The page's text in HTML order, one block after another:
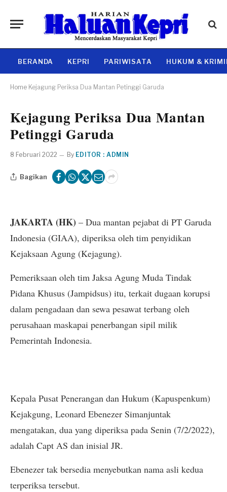
BERANDA KEPRI PARIWISATA HUKUM &
Home Kejagung Periksa Dua Mantan Petinggi Garuda
Kejagung Periksa Dua Mantan
Petinggi Garuda
8 Februari 2022 By EDITOR : ADMIN
Bagikan
JAKARTA (HK) – Dua mantan pejabat di PT Garuda
Indonesia (GIAA), diperiksa oleh tim penyidikan
Kejaksaan Agung (Kejagung).
Pemeriksaan oleh tim Jaksa Agung Muda Tindak
Pidana Khusus (Jampidsus) itu, terkait dugaan korupsi
dalam pengadaan dan sewa pesawat terbang oleh
perusahaan maskapai penerbangan sipil milik
Pemerintah Indonesia.
Kepala Pusat Penerangan dan Hukum (Kapuspenkum)
Kejakgung, Leonard Ebenezer Simanjuntak
mengatakan, dua yang diperiksa pada Senin (7/2/2022),
adalah Capt AS dan inisial JR.
Ebenezer tak bersedia menyebutkan nama asli kedua
terperiksa tersebut.